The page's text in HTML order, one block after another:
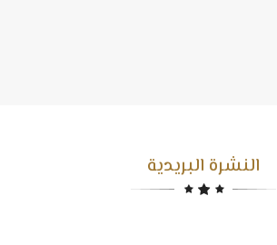
النشرة البريدية